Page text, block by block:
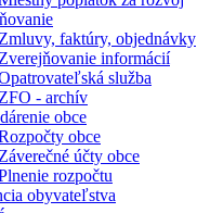
Zmluvy, faktúry, objednávky
Zverejňovanie informácií
služba
ZFO - archív
obce
obce
Záverečné účty obce
rozpočtu
obyvateľstva